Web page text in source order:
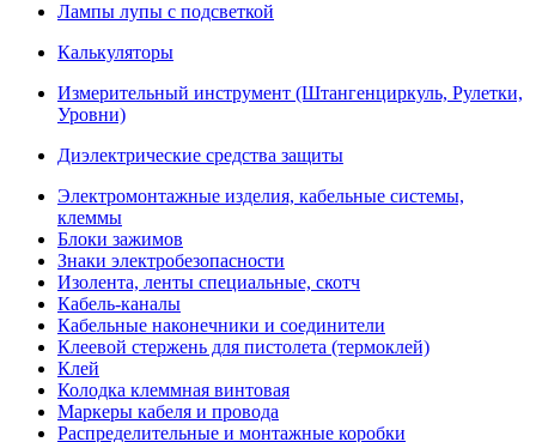
Лампы лупы с подсветкой
Калькуляторы
Измерительный инструмент (Штангенциркуль, Рулетки,
Уровни)
Диэлектрические средства защиты
Электромонтажные изделия, кабельные системы,
клеммы
Блоки зажимов
Знаки электробезопасности
Изолента, ленты специальные, скотч
Кабель-каналы
Кабельные наконечники и соединители
Клеевой стержень для пистолета (термоклей)
Клей
Колодка клеммная винтовая
Маркеры кабеля и провода
Распределительные и монтажные коробки